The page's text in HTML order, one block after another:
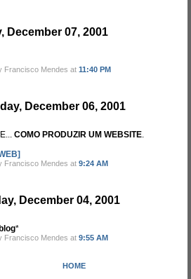
December 07, 2001
Francisco Mendes at 11:40 PM
December 06, 2001
COMO PRODUZIR UM WEBSITE.
Francisco Mendes at 9:24 AM
December 04, 2001
*
Francisco Mendes at 9:55 AM
HOME